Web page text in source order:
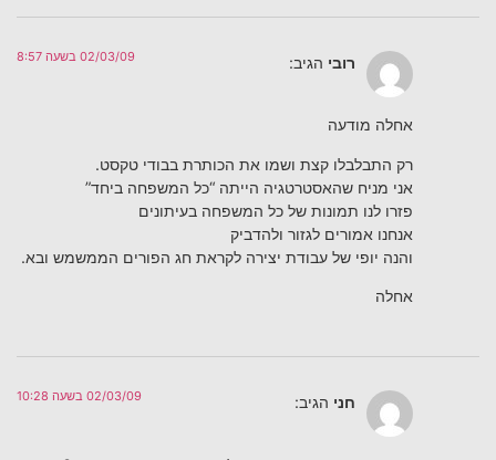
רובי הגיב: 02/03/09 בשעה 8:57
אחלה מודעה
רק התבלבלו קצת ושמו את הכותרת בבודי טקסט.
אני מניח שהאסטרטגיה הייתה “כל המשפחה ביחד”
פזרו לנו תמונות של כל המשפחה בעיתונים
אנחנו אמורים לגזור ולהדביק
והנה יופי של עבודת יצירה לקראת חג הפורים הממשמש ובא.
אחלה
חני הגיב: 02/03/09 בשעה 10:28